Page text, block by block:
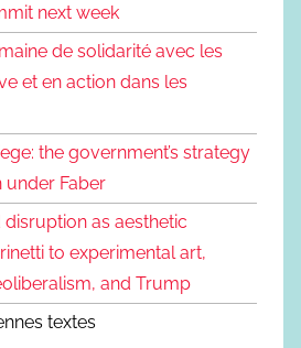
next week
de solidarité avec les
et en action dans les
the government’s strategy
under Faber
as aesthetic
to experimental art,
and Trump
textes